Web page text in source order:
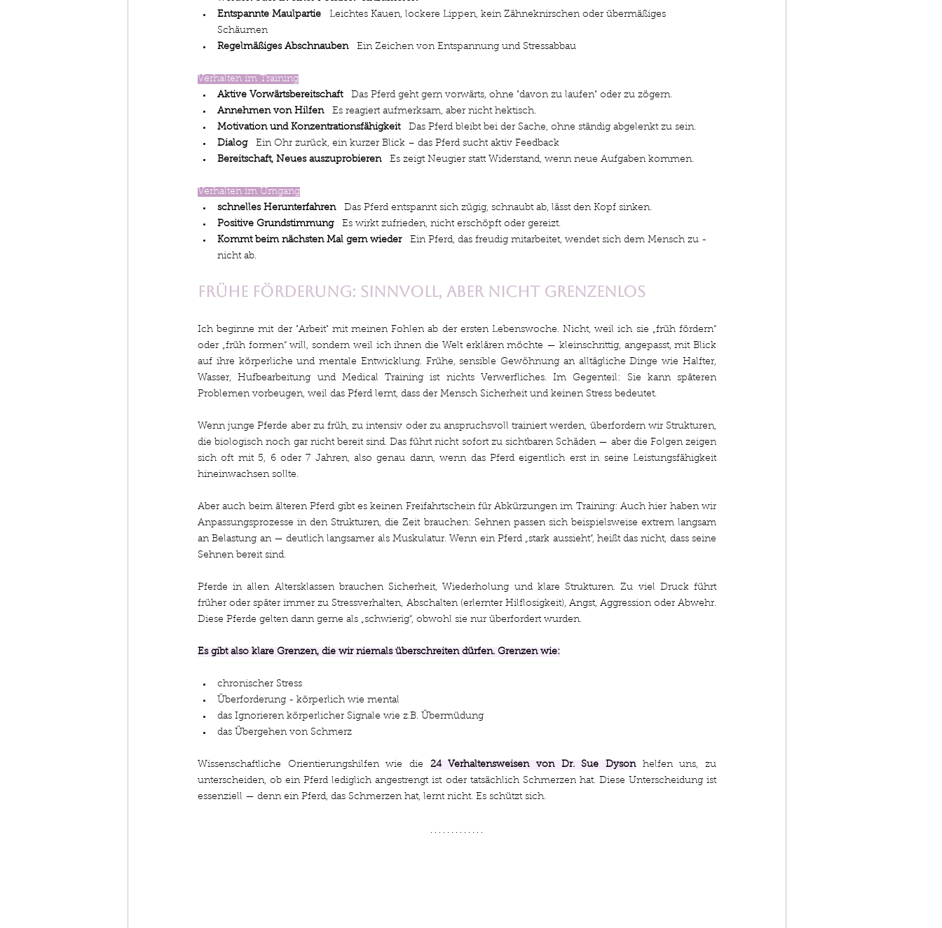
Entspannte Maulpartie Leichtes Kauen, lockere Lippen, kein Zähneknirschen oder übermäßiges
Schäumen
Regelmäßiges Abschnauben Ein Zeichen von Entspannung und Stressabbau
Verhalten im Training
Aktive Vorwärtsbereitschaft Das Pferd geht gern vorwärts, ohne "davon zu laufen" oder zu zögern.
Annehmen von Hilfen Es reagiert aufmerksam, aber nicht hektisch.
Motivation und Konzentrationsfähigkeit Das Pferd bleibt bei der Sache, ohne ständig abgelenkt zu sein.
Dialog Ein Ohr zurück, ein kurzer Blick – das Pferd sucht aktiv Feedback
Bereitschaft, Neues auszuprobieren Es zeigt Neugier statt Widerstand, wenn neue Aufgaben kommen.
Verhalten im Umgang
schnelles Herunterfahren Das Pferd entspannt sich zügig, schnaubt ab, lässt den Kopf sinken.
Positive Grundstimmung Es wirkt zufrieden, nicht erschöpft oder gereizt.
Kommt beim nächsten Mal gern wieder Ein Pferd, das freudig mitarbeitet, wendet sich dem Mensch zu -
nicht ab.
Frühe Förderung: sinnvoll, aber nicht grenzenlos
Ich beginne mit der "Arbeit" mit meinen Fohlen ab der ersten Lebenswoche. Nicht, weil ich sie „früh fördern“
oder „früh formen“ will, sondern weil ich ihnen die Welt erklären möchte — kleinschrittig, angepasst, mit Blick
auf ihre körperliche und mentale Entwicklung. Frühe, sensible Gewöhnung an alltägliche Dinge wie Halfter,
Wasser, Hufbearbeitung und Medical Training ist nichts Verwerfliches. Im Gegenteil: Sie kann späteren
Problemen vorbeugen, weil das Pferd lernt, dass der Mensch Sicherheit und keinen Stress bedeutet.
Wenn junge Pferde aber zu früh, zu intensiv oder zu anspruchsvoll trainiert werden, überfordern wir Strukturen,
die biologisch noch gar nicht bereit sind. Das führt nicht sofort zu sichtbaren Schäden — aber die Folgen zeigen
sich oft mit 5, 6 oder 7 Jahren, also genau dann, wenn das Pferd eigentlich erst in seine Leistungsfähigkeit
hineinwachsen sollte.
Aber auch beim älteren Pferd gibt es keinen Freifahrtschein für Abkürzungen im Training: Auch hier haben wir
Anpassungsprozesse in den Strukturen, die Zeit brauchen: Sehnen passen sich beispielsweise extrem langsam
an Belastung an — deutlich langsamer als Muskulatur. Wenn ein Pferd „stark aussieht“, heißt das nicht, dass seine
Sehnen bereit sind.
Pferde in allen Altersklassen brauchen Sicherheit, Wiederholung und klare Strukturen. Zu viel Druck führt
früher oder später immer zu Stressverhalten, Abschalten (erlernter Hilflosigkeit), Angst, Aggression oder Abwehr.
Diese Pferde gelten dann gerne als „schwierig“, obwohl sie nur überfordert wurden.
Es gibt also klare Grenzen, die wir niemals überschreiten dürfen. Grenzen wie:
chronischer Stress
Überforderung - körperlich wie mental
das Ignorieren körperlicher Signale wie z.B. Übermüdung
das Übergehen von Schmerz
Wissenschaftliche Orientierungshilfen wie die 24 Verhaltensweisen von Dr. Sue Dyson helfen uns, zu
unterscheiden, ob ein Pferd lediglich angestrengt ist oder tatsächlich Schmerzen hat. Diese Unterscheidung ist
essenziell — denn ein Pferd, das Schmerzen hat, lernt nicht. Es schützt sich.